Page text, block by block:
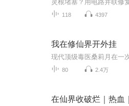
118 4397
我在修仙界开外挂
80 2.4万